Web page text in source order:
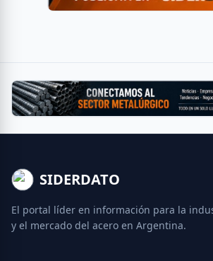
SIDERDATO
El portal líder en información para la
y el mercado del acero en Argentina.